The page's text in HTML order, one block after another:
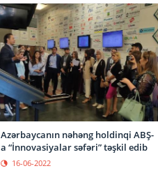
Azərbaycanın nəhəng holdinqi ABŞ-
a “İnnovasiyalar səfəri” təşkil edib
16-06-2022